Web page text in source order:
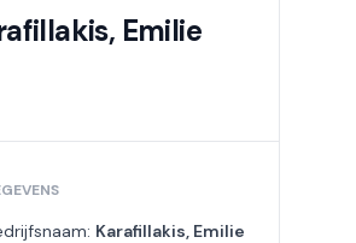
Emilie
Karafillakis, Emilie